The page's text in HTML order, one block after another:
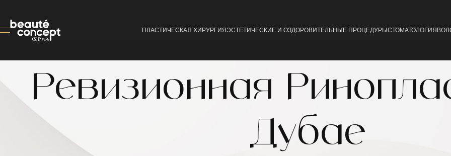
ПЛАСТИЧЕСКАЯ ХИРУРГИЯ
Пластика живота
(Абдоминопластика)
Подтяжка рук
Увеличение груди
Увеличение груди
Уменьшение груди
ЭСТЕТИЧЕСКИЕ И ОЗДОРОВИТЕЛЬНЫЕ ПРОЦЕДУРЫСТОМАТОЛОГИЯ
Ревизионная
Дубае